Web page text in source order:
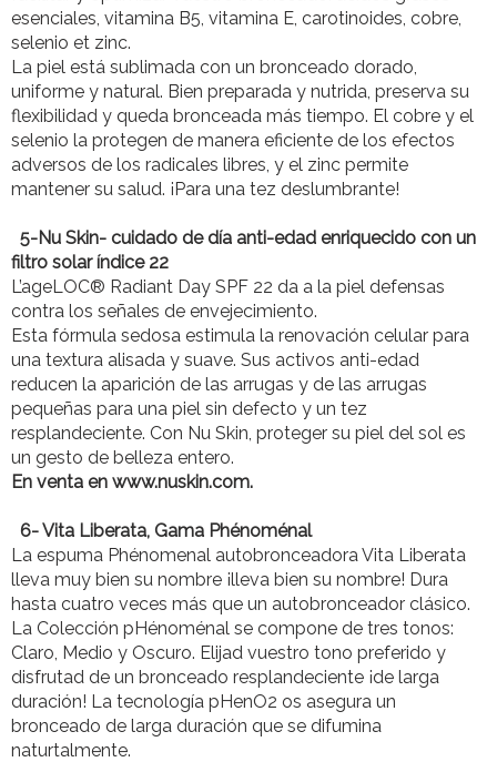
esenciales, vitamina B5, vitamina E, carotinoides, cobre,
selenio et zinc.
La piel está sublimada con un bronceado dorado,
uniforme y natural. Bien preparada y nutrida, preserva su
flexibilidad y queda bronceada más tiempo. El cobre y el
selenio la protegen de manera eficiente de los efectos
adversos de los radicales libres, y el zinc permite
mantener su salud. ¡Para una tez deslumbrante!
5-Nu Skin- cuidado de día anti-edad enriquecido con un
filtro solar índice 22
L’ageLOC® Radiant Day SPF 22 da a la piel defensas
contra los señales de envejecimiento.
Esta fórmula sedosa estimula la renovación celular para
una textura alisada y suave. Sus activos anti-edad
reducen la aparición de las arrugas y de las arrugas
pequeñas para una piel sin defecto y un tez
resplandeciente. Con Nu Skin, proteger su piel del sol es
un gesto de belleza entero.
En venta en www.nuskin.com.
6- Vita Liberata, Gama Phénoménal
La espuma Phénomenal autobronceadora Vita Liberata
lleva muy bien su nombre ¡lleva bien su nombre! Dura
hasta cuatro veces más que un autobronceador clásico.
La Colección pHénoménal se compone de tres tonos:
Claro, Medio y Oscuro. Elijad vuestro tono preferido y
disfrutad de un bronceado resplandeciente ¡de larga
duración! La tecnología pHenO2 os asegura un
bronceado de larga duración que se difumina
naturtalmente.